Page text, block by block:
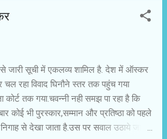
और फिर आदित्य चोपड़ा और करण जौहर ने
याद करें, तो पाएंगे कि उनमें खलनायक है ही
लगता है कि वे हीरो-हीरोइन के प्रेम में विघ्न
लेकिन हीरोइन उनसे बगावत नहीं करती और
नहीं करता। दोनों पिता का दिल जीतते हैं, इस
हीरोइन का मंगेतर हीरो के मुकाबले में आता है,
कहानी में उसकी जगह किसी प्यादे से ज...
जारी सूची में एकलव्य शामिल है. देश में ऑस्कर
रहा विवाद घिनौने स्तर तक पहुंच गया
कोर्ट तक गया.चवन्नी नही समझ पा रहा है कि
कोई भी पुरस्कार,सम्मान और प्रतिष्ठा को पहले
से देखा जाता है.उस पर सवाल उठाये जाते